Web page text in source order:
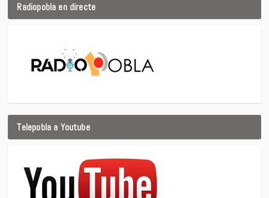
Radiopobla en directe
Telepobla a Youtube